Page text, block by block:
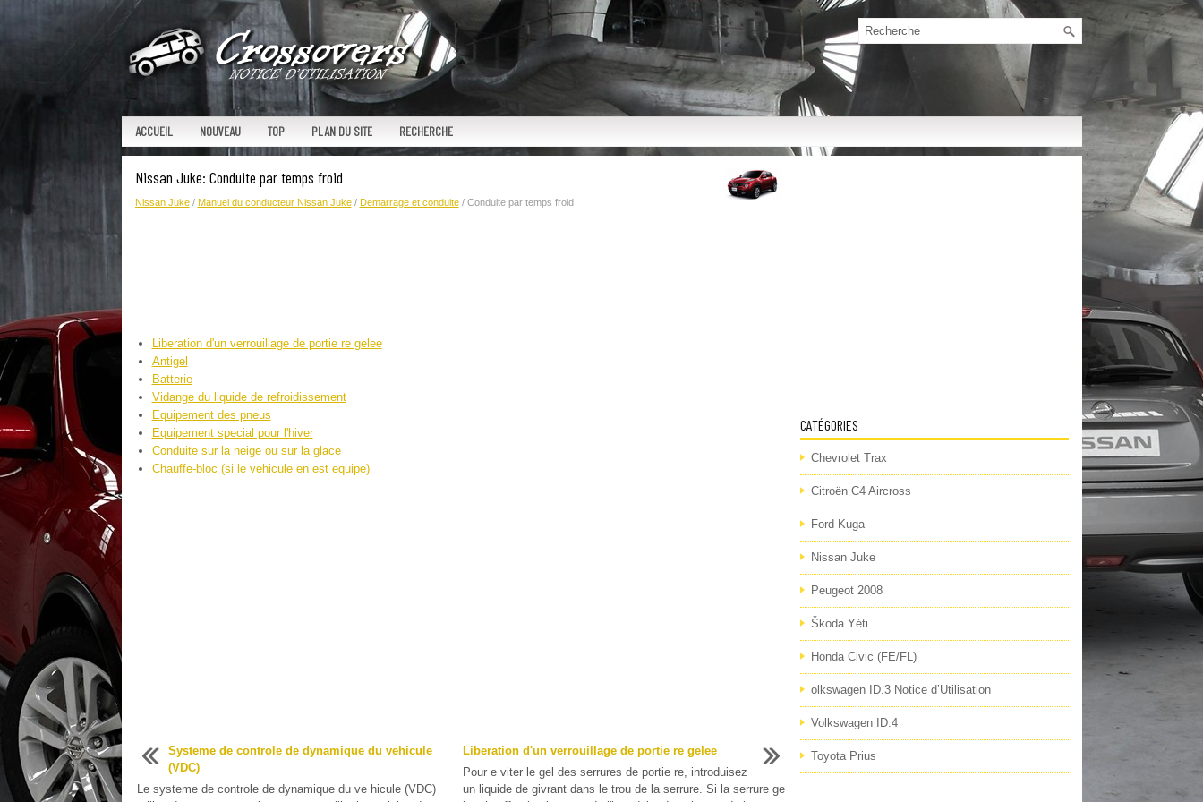
ACCUEIL NOUVEAU TOP PLAN DU SITE RECHERCHE
Nissan Juke: Conduite par temps froid
Nissan Juke/ Manuel du conducteur Nissan Juke/ Demarrage et conduite/ Conduite par temps froid
Liberation d'un verrouillage de portie re gelee
Antigel
Batterie
Vidange du liquide de refroidissement
Equipement des pneus
Equipement special pour l'hiver
Conduite sur la neige ou sur la glace
Chauffe-bloc (si le vehicule en est equipe)
Systeme de controle de dynamique du vehicule
(VDC)
Le systeme de controle de dynamique du ve hicule (VDC)
Liberation d'un verrouillage de portie re gelee
Pour e viter le gel des serrures de portie re, introduisez
un liquide de givrant dans le trou de la serrure. Si la serrure ge
CATÉGORIES
Chevrolet Trax
Citroën C4 Aircross
Ford Kuga
Nissan Juke
Peugeot 2008
Škoda Yéti
Honda Civic (FE/FL)
olkswagen ID.3 Notice d’Utilisation
Volkswagen ID.4
Toyota Prius